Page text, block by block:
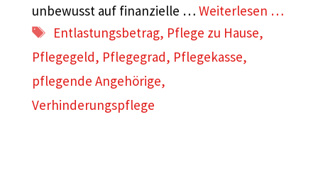
unbewusst auf finanzielle … Weiterlesen …
Schlagwörter
Entlastungsbetrag, Pflege zu Hause,
Pflegegeld, Pflegegrad, Pflegekasse,
pflegende Angehörige,
Verhinderungspflege